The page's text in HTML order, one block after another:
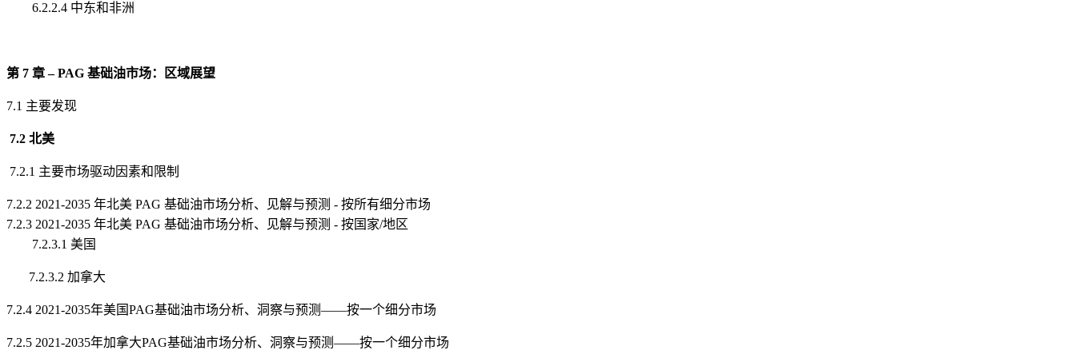
6.2.2.4 中东和非洲
第 7 章 – PAG 基础油市场：区域展望
7.1 主要发现
7.2 北美
7.2.1 主要市场驱动因素和限制
7.2.2 2021-2035 年北美 PAG 基础油市场分析、见解与预测 - 按所有细分市场
7.2.3 2021-2035 年北美 PAG 基础油市场分析、见解与预测 - 按国家/地区
7.2.3.1 美国
7.2.3.2 加拿大
7.2.4 2021-2035年美国PAG基础油市场分析、洞察与预测——按一个细分市场
7.2.5 2021-2035年加拿大PAG基础油市场分析、洞察与预测——按一个细分市场